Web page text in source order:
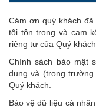
Cám ơn quý khách
tôi tôn trọng và cam
riêng tư của Quý khách.
Chính sách bảo mật
dụng và (trong
Quý khách.
Bảo vệ dữ liệu cá